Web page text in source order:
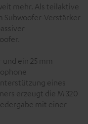
mehr. Als teilaktive
Verstärker
ein 25 mm
eines
erzeugt die M 320
mit einer